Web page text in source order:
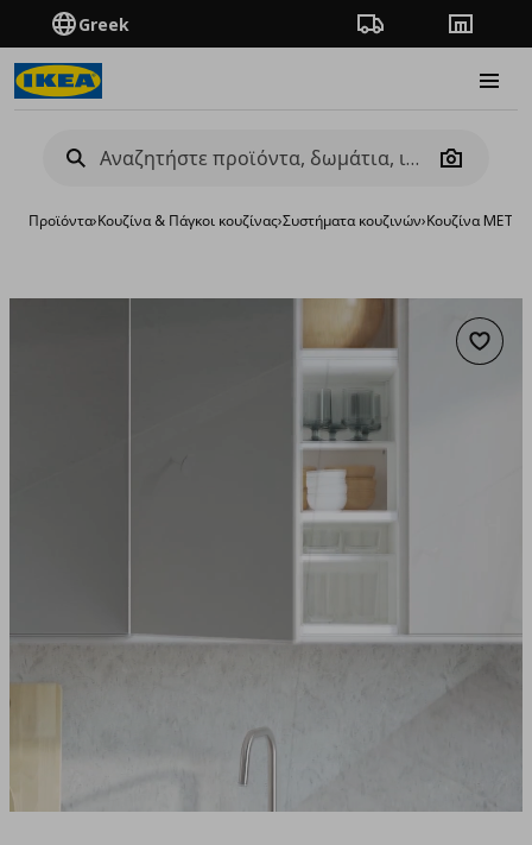
Greek Πορεία παραγγελίας
Camera
Προϊόντα›Κουζίνα & Πάγκοι κουζίνας›Συστήματα κουζινών›Κουζίνα